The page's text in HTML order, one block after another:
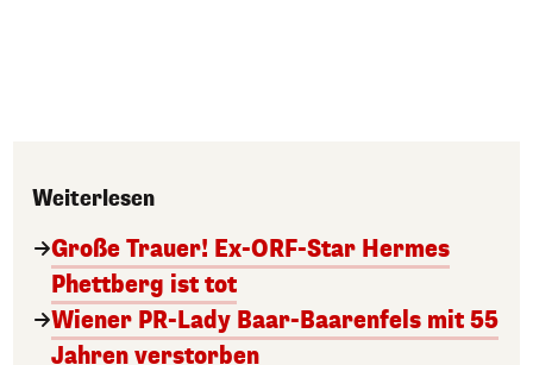
Weiterlesen
Große Trauer! Ex-ORF-Star Hermes
Phettberg ist tot
Wiener PR-Lady Baar-Baarenfels mit 55
Jahren verstorben